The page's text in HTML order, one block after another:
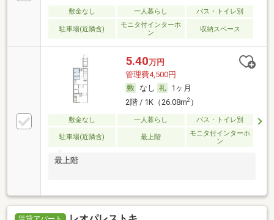
敷金なし 一人暮らし バス・トイレ別
駐車場(近隣含)
モニタ付インターホ
ン
収納スペース
5.40万円
管理費4,500円
なし
1ヶ月
2階 / 1K（26.08m2）
敷金なし 一人暮らし バス・トイレ別
駐車場(近隣含) 最上階
モニタ付インターホ
ン
最上階